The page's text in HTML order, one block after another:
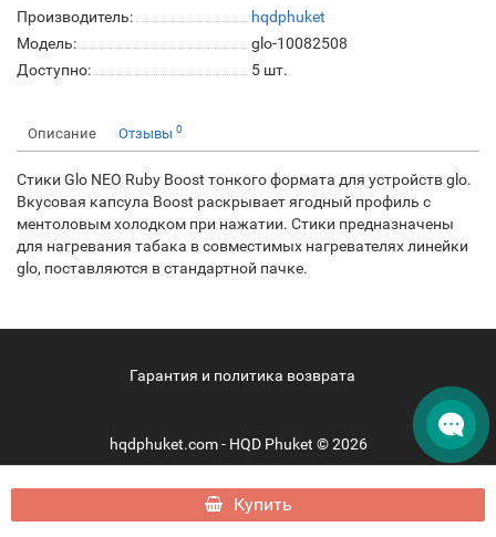
Производитель:
hqdphuket
Модель:
glo-10082508
Доступно:
5 шт.
Купить
Описание Отзывы 0
Стики Glo NEO Ruby Boost тонкого формата для устройств glo.
Вкусовая капсула Boost раскрывает ягодный профиль с
ментоловым холодком при нажатии. Стики предназначены
для нагревания табака в совместимых нагревателях линейки
glo, поставляются в стандартной пачке.
Гарантия и политика возврата
hqdphuket.com - HQD Phuket © 2026